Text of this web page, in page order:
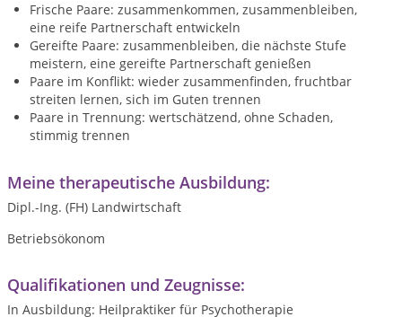
Frische Paare: zusammenkommen, zusammenbleiben,
eine reife Partnerschaft entwickeln
Gereifte Paare: zusammenbleiben, die nächste Stufe
meistern, eine gereifte Partnerschaft genießen
Paare im Konflikt: wieder zusammenfinden, fruchtbar
streiten lernen, sich im Guten trennen
Paare in Trennung: wertschätzend, ohne Schaden,
stimmig trennen
Meine therapeutische Ausbildung:
Dipl.-Ing. (FH) Landwirtschaft
Betriebsökonom
Qualifikationen und Zeugnisse:
In Ausbildung: Heilpraktiker für Psychotherapie